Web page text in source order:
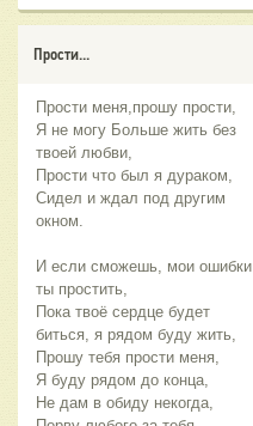
Прости...
Прости меня,прошу прости,
Я не могу Больше жить без
твоей любви,
Прости что был я дураком,
Сидел и ждал под другим
окном.
И если сможешь, мои ошибки
ты простить,
Пока твоё сердце будет
биться, я рядом буду жить,
Прошу тебя прости меня,
Я буду рядом до конца,
Не дам в обиду некогда,